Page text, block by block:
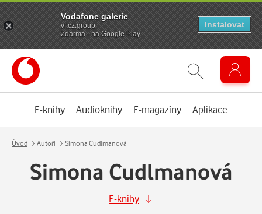
E-knihy Audioknihy E-magazíny Aplikace
Úvod Autoři Simona Cudlmanová
Simona Cudlmanová
E-knihy
Vodafone galerie
vf.cz.group
Zdarma - na Google Play
Instalovat